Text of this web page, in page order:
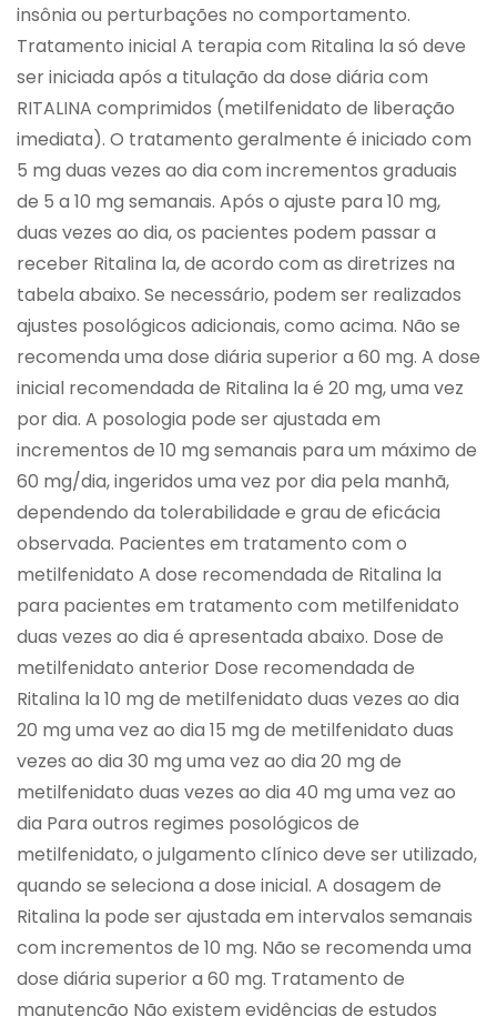
insônia ou perturbações no comportamento.
Tratamento inicial A terapia com Ritalina la só deve
ser iniciada após a titulação da dose diária com
RITALINA comprimidos (metilfenidato de liberação
imediata). O tratamento geralmente é iniciado com
5 mg duas vezes ao dia com incrementos graduais
de 5 a 10 mg semanais. Após o ajuste para 10 mg,
duas vezes ao dia, os pacientes podem passar a
receber Ritalina la, de acordo com as diretrizes na
tabela abaixo. Se necessário, podem ser realizados
ajustes posológicos adicionais, como acima. Não se
recomenda uma dose diária superior a 60 mg. A dose
inicial recomendada de Ritalina la é 20 mg, uma vez
por dia. A posologia pode ser ajustada em
incrementos de 10 mg semanais para um máximo de
60 mg/dia, ingeridos uma vez por dia pela manhã,
dependendo da tolerabilidade e grau de eficácia
observada. Pacientes em tratamento com o
metilfenidato A dose recomendada de Ritalina la
para pacientes em tratamento com metilfenidato
duas vezes ao dia é apresentada abaixo. Dose de
metilfenidato anterior Dose recomendada de
Ritalina la 10 mg de metilfenidato duas vezes ao dia
20 mg uma vez ao dia 15 mg de metilfenidato duas
vezes ao dia 30 mg uma vez ao dia 20 mg de
metilfenidato duas vezes ao dia 40 mg uma vez ao
dia Para outros regimes posológicos de
metilfenidato, o julgamento clínico deve ser utilizado,
quando se seleciona a dose inicial. A dosagem de
Ritalina la pode ser ajustada em intervalos semanais
com incrementos de 10 mg. Não se recomenda uma
dose diária superior a 60 mg. Tratamento de
manutenção Não existem evidências de estudos